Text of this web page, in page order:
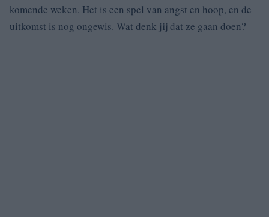
komende weken. Het is een spel van angst en hoop, en de
uitkomst is nog ongewis. Wat denk jij dat ze gaan doen?